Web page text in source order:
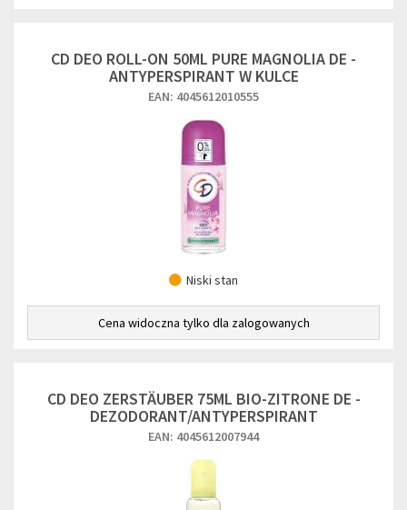
CD DEO ROLL-ON 50ML PURE MAGNOLIA DE -
ANTYPERSPIRANT W KULCE
EAN: 4045612010555
Niski stan
Cena widoczna tylko dla zalogowanych
CD DEO ZERSTÄUBER 75ML BIO-ZITRONE DE -
DEZODORANT/ANTYPERSPIRANT
EAN: 4045612007944